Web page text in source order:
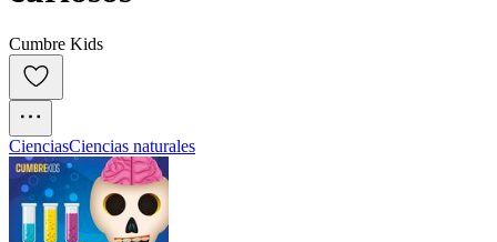
Cumbre Kids
CienciasCiencias naturales